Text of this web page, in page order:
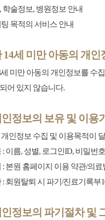
술정보, 병원정보 안내
목적의 서비스 안내
14세 미만 아동의 개
미만 아동의 개인정보를 수
어 있지 않습니다.
인정보의 보유 및 이용
인정보 수집 및 이용목적이
이름, 성별, 로그인ID, 비밀번
본원 홈페이지 이용 약관/의
회원탈퇴 시 파기/진료기록부
정보의 파기절차 및